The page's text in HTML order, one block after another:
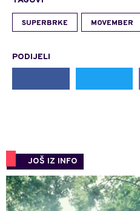
SUPERBRKE MOVEMBER
PODIJELI
JOŠ IZ INFO